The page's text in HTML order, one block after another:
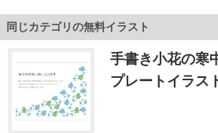
同じカテゴリの無料イラスト
手書き小花の寒
プレートイラス